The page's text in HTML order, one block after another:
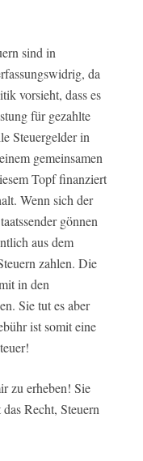
sind in
da
vorsieht, dass es
für gezahlte
Steuergelder in
gemeinsamen
Topf finanziert
Wenn sich der
gönnen
aus dem
zahlen. Die
in den
Sie tut es aber
ist somit eine
zu erheben! Sie
Recht, Steuern